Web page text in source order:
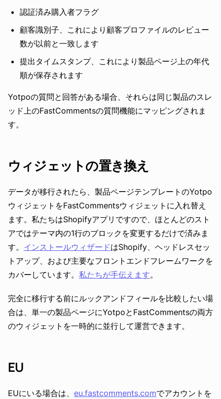
認証済み購入者フラグ
顧客識別子、これにより顧客プロファイルのレビュー
数が以前と一致します
提出タイムスタンプ、これにより製品ページ上の年代
順が保存されます
Yotpoの質問と回答がある場合、それらは同じ製品のスレ
ッド上のFastCommentsの質問機能にマッピングされま
す。
ウィジェットの置き換え
データが移行されたら、製品ページテンプレートのYotpo
ウィジェットをFastCommentsウィジェットに入れ替え
ます。私たちはShopifyアプリですので、ほとんどのスト
アではテーマ内の1行のブロックを変更するだけで済みま
す。 インストールウィザードはShopify、ヘッドレスセッ
トアップ、および主要なフロントエンドフレームワークを
カバーしています。 私たちが手伝えます。
完全に移行する前にルックアンドフィールを比較したい場
合は、単一の製品ページにYotpoとFastCommentsの両方
のウィジェットを一時的に並行して運営できます。
EU
EUにいる場合は、 eu.fastcomments.comでアカウントを